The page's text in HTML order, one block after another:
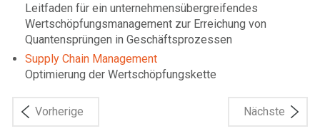
Leitfaden für ein unternehmensübergreifendes
Wertschöpfungsmanagement zur Erreichung von
Quantensprüngen in Geschäftsprozessen
Supply Chain Management
Optimierung der Wertschöpfungskette
Vorherige Nächste